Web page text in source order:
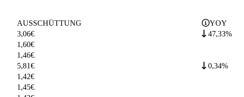
AUSSCHÜTTUNG YOY
3,06€ 47,33%
1,60€
1,46€
5,81€ 0,34%
1,42€
1,45€